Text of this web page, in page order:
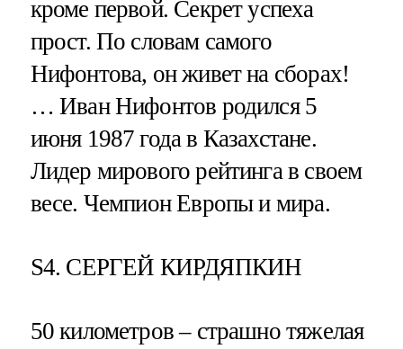
кроме первой. Секрет успеха
прост. По словам самого
Нифонтова, он живет на сборах!
… Иван Нифонтов родился 5
июня 1987 года в Казахстане.
Лидер мирового рейтинга в своем
весе. Чемпион Европы и мира.
S4. СЕРГЕЙ КИРДЯПКИН
50 километров – страшно тяжелая